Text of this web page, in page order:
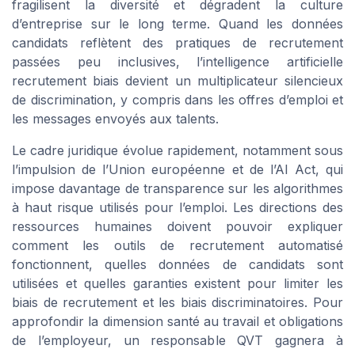
fragilisent la diversité et dégradent la culture
d’entreprise sur le long terme. Quand les données
candidats reflètent des pratiques de recrutement
passées peu inclusives, l’intelligence artificielle
recrutement biais devient un multiplicateur silencieux
de discrimination, y compris dans les offres d’emploi et
les messages envoyés aux talents.
Le cadre juridique évolue rapidement, notamment sous
l’impulsion de l’Union européenne et de l’AI Act, qui
impose davantage de transparence sur les algorithmes
à haut risque utilisés pour l’emploi. Les directions des
ressources humaines doivent pouvoir expliquer
comment les outils de recrutement automatisé
fonctionnent, quelles données de candidats sont
utilisées et quelles garanties existent pour limiter les
biais de recrutement et les biais discriminatoires. Pour
approfondir la dimension santé au travail et obligations
de l’employeur, un responsable QVT gagnera à